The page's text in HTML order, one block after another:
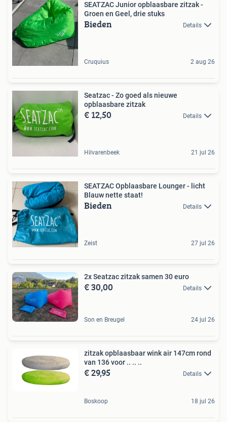
SEATZAC Junior opblaasbare zitzak -
Groen en Geel, drie stuks
Bieden Details
Cruquius 2 aug 26
Seatzac - Zo goed als nieuwe
opblaasbare zitzak
€ 12,50 Details
Hilvarenbeek 21 jul 26
SEATZAC Opblaasbare Lounger - licht
Blauw nette staat!
Bieden Details
Zeist 27 jul 26
2x Seatzac zitzak samen 30 euro
€ 30,00 Details
Son en Breugel 24 jul 26
zitzak opblaasbaar wink air 147cm rond
van 136 voor .. .. ..
€ 29,95 Details
Boskoop 18 jul 26